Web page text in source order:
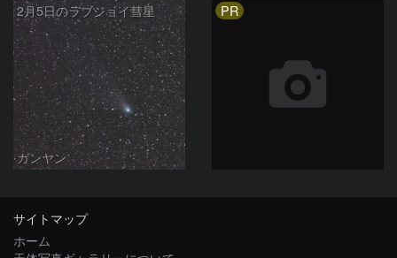
2月5日のラブジョイ彗星
ガンヤン
PR
サイトマップ
ホーム